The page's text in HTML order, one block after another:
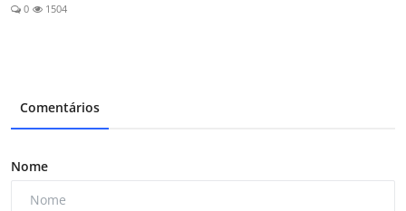
0 1504
Comentários
Nome